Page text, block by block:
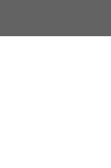
springen